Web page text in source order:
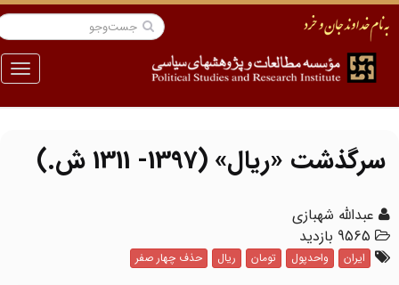
منو
سرگذشت «ریال» (1397- 1311 ش.)
عبدالله شهبازی
9565 بازدید
ایران واحدپول تومان ریال حذف چهار صفر